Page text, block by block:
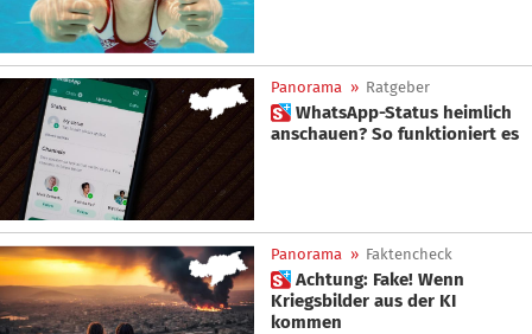
Panorama » Ratgeber
 WhatsApp-Status heimlich
anschauen? So funktioniert es
Panorama » Faktencheck
 Achtung: Fake! Wenn
Kriegsbilder aus der KI
kommen